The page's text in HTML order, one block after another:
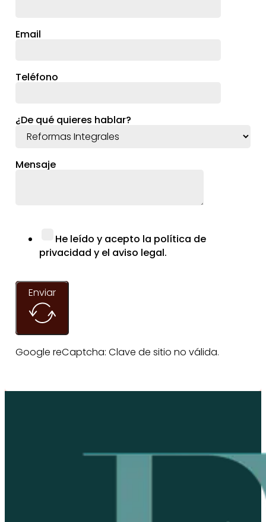
Email
Teléfono
¿De qué quieres hablar?
Mensaje
He leído y acepto la política de
privacidad y el aviso legal.
Enviar
Google reCaptcha: Clave de sitio no válida.